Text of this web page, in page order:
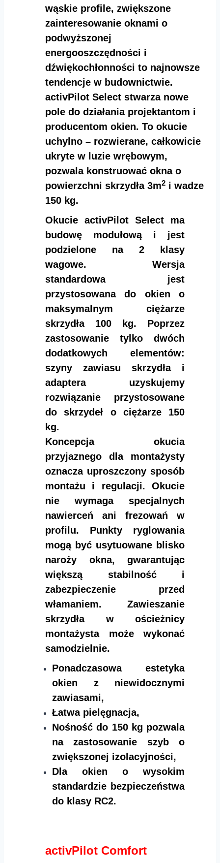
wąskie profile, zwiększone
zainteresowanie oknami o
podwyższonej
energooszczędności i
dźwiękochłonności to najnowsze
tendencje w budownictwie.
activPilot Select stwarza nowe
pole do działania projektantom i
producentom okien. To okucie
uchylno – rozwierane, całkowicie
ukryte w luzie wrębowym,
pozwala konstruować okna o
powierzchni skrzydła 3m2 i wadze
150 kg.
Okucie activPilot Select ma
budowę modułową i jest
podzielone na 2 klasy
wagowe. Wersja
standardowa jest
przystosowana do okien o
maksymalnym ciężarze
skrzydła 100 kg. Poprzez
zastosowanie tylko dwóch
dodatkowych elementów:
szyny zawiasu skrzydła i
adaptera uzyskujemy
rozwiązanie przystosowane
do skrzydeł o ciężarze 150
kg.
Koncepcja okucia
przyjaznego dla montażysty
oznacza uproszczony sposób
montażu i regulacji. Okucie
nie wymaga specjalnych
nawierceń ani frezowań w
profilu. Punkty ryglowania
mogą być usytuowane blisko
naroży okna, gwarantując
większą stabilność i
zabezpieczenie przed
włamaniem. Zawieszanie
skrzydła w ościeżnicy
montażysta może wykonać
samodzielnie.
Ponadczasowa estetyka
okien z niewidocznymi
zawiasami,
Łatwa pielęgnacja,
Nośność do 150 kg pozwala
na zastosowanie szyb o
zwiększonej izolacyjności,
Dla okien o wysokim
standardzie bezpieczeństwa
do klasy RC2.
activPilot Comfort